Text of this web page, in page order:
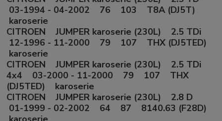
03-1994 - 04-2002 76 103 T8A (DJ5T)
karoserie
CITROEN JUMPER karoserie (230L) 2.5 TDi
12-1996 - 11-2000 79 107 THX (DJ5TED)
karoserie
CITROEN JUMPER karoserie (230L) 2.5 TDi
4x4 03-2000 - 11-2000 79 107 THX
(DJ5TED) karoserie
CITROEN JUMPER karoserie (230L) 2.8 D
01-1999 - 02-2002 64 87 8140.63 (F28D)